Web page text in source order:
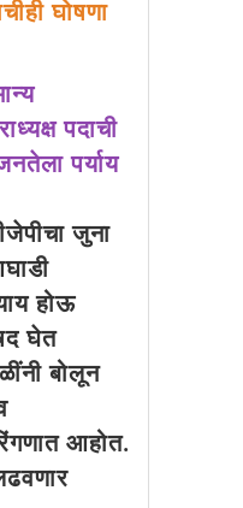
घोषणा
पदाची
पर्याय
जुना
होऊ
घेत
बोलून
आहोत.